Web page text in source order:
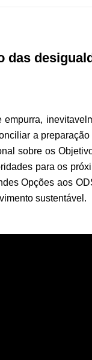
a
sobre os
para os
Opções aos
sustentável.